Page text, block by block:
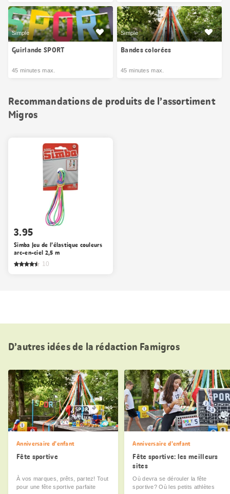
Simple
Guirlande SPORT
45 minutes max.
Simple
Bandes colorées
45 minutes max.
Recommandations de produits de l’assortiment
Migros
3.95
Simba Jeu de l’élastique couleurs
arc-en-ciel 2,5 m
10
D’autres idées de la rédaction Famigros
Anniversaire d’enfant
Fête sportive
À vos marques, prêts, partez! Tout
pour une fête sportive parfaite
Anniversaire d’enfant
Fête sportive: les meilleurs
sites
Où devra se dérouler la fête
sportive? Où les petits athlètes